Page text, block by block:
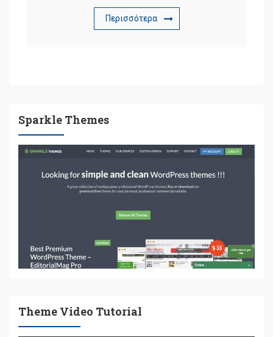
Περισσότερα
Sparkle Themes
Theme Video Tutorial